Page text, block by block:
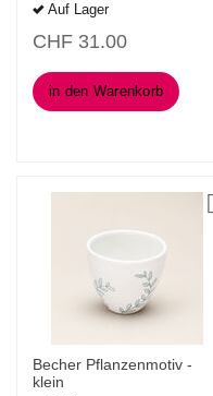
Auf Lager
CHF 31.00
in den Warenkorb
Becher Pflanzenmotiv -
klein